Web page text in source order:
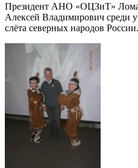
Президент АНО «ОЦЗиТ»
Алексей Владимирович среди
слёта северных народов России.